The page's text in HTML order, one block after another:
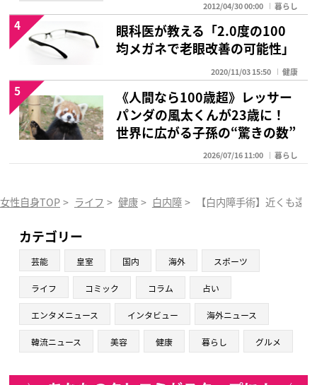
2012/04/30 00:00 暮らし
眼科医が教える「2.0度の100
均メガネで老眼改善の可能性」
2020/11/03 15:50 健康
4
《人間なら100歳超》レッサー
パンダの風太くんが23歳に！
世界に広がる子孫の“驚きの数”
2026/07/16 11:00 暮らし
5
女性自身TOP > ライフ > 健康 > 白内障 > 【白内障手術】近くも遠
カテゴリー
芸能 皇室 国内 海外 スポーツ
ライフ コミック コラム 占い
エンタメニュース インタビュー 海外ニュース
韓流ニュース 美容 健康 暮らし グルメ